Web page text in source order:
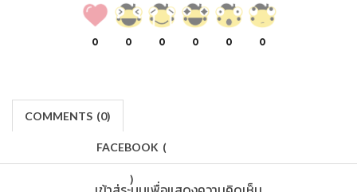
0 0 0 0 0 0
COMMENTS (0)
FACEBOOK (
)